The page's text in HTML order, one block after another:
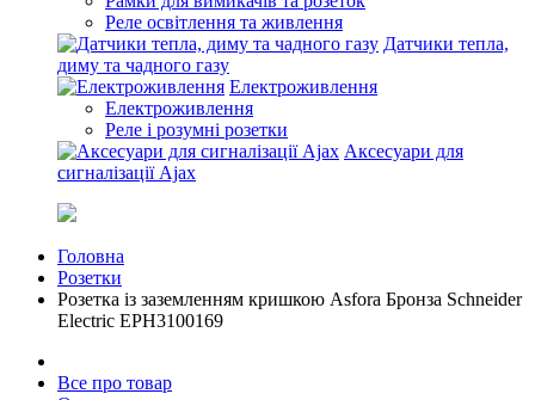
Реле освітлення та живлення
Датчики тепла,
диму та чадного газу
Електроживлення
Електроживлення
Реле і розумні розетки
Аксесуари для
сигналізації Ajax
Головна
Розетки
Розетка із заземленням кришкою Asfora Бронза Schneider
Electric EPH3100169
Все про товар